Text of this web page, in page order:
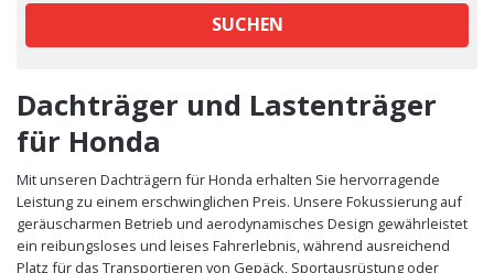
SUCHEN
Dachträger und Lastenträger
für Honda
Mit unseren Dachträgern für Honda erhalten Sie hervorragende
Leistung zu einem erschwinglichen Preis. Unsere Fokussierung auf
geräuscharmen Betrieb und aerodynamisches Design gewährleistet
ein reibungsloses und leises Fahrerlebnis, während ausreichend
Platz für das Transportieren von Gepäck, Sportausrüstung oder